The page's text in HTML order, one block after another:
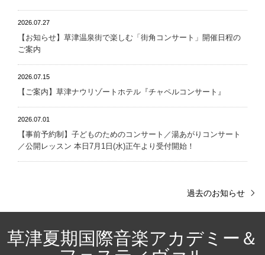
2026.07.27
【お知らせ】草津温泉街で楽しむ「街角コンサート」開催日程の
ご案内
2026.07.15
【ご案内】草津ナウリゾートホテル『チャペルコンサート』
2026.07.01
【事前予約制】子どものためのコンサート／湯あがりコンサート
／公開レッスン 本日7月1日(水)正午より受付開始！
過去のお知らせ
草津夏期国際音楽アカデミー＆